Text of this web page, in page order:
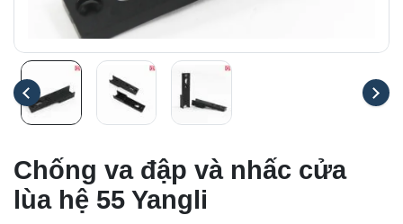
Chống va đập và nhấc cửa
lùa hệ 55 Yangli